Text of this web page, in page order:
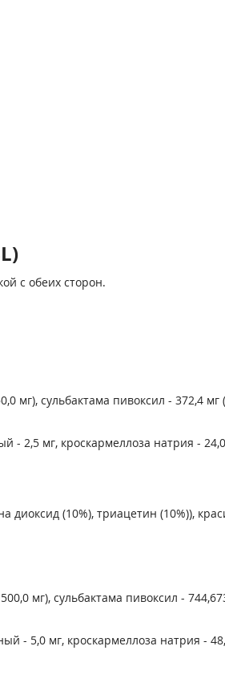
с обеих сторон.
сульбактама пивоксил - 372,4 мг
2,5 мг, кроскармеллоза натрия -
(10%), триацетин (10%)),
мг), сульбактама пивоксил -
- 5,0 мг, кроскармеллоза натрия -